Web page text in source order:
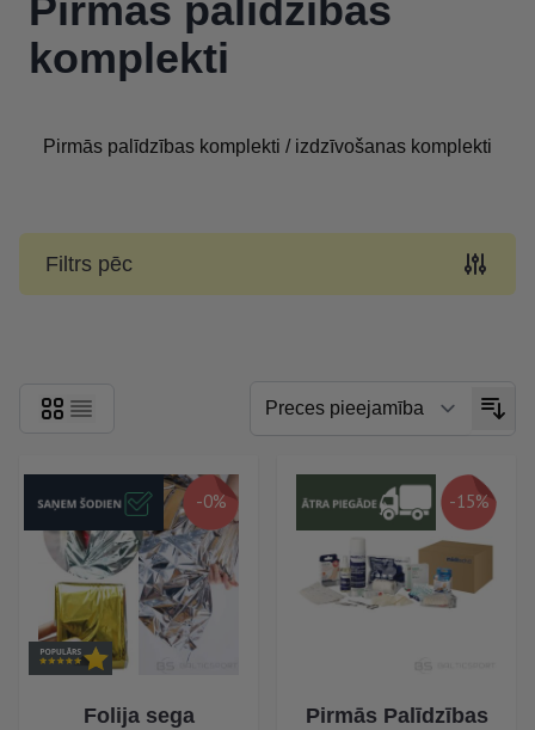
Pirmās palīdzības
komplekti
Pirmās palīdzības komplekti / izdzīvošanas komplekti
Filtrs pēc
-0%
Folija sega
-15%
Pirmās Palīdzības